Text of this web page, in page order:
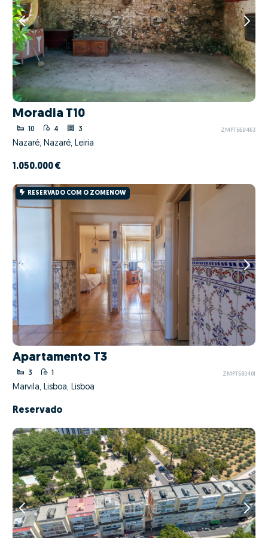
Moradia T10
10 4 3 ZMPT569463
Nazaré, Nazaré, Leiria
1.050.000 €
RESERVADO COM O ZOMENOW
Apartamento T3
3 ZMPT580401
Marvila, Lisboa, Lisboa
Reservado